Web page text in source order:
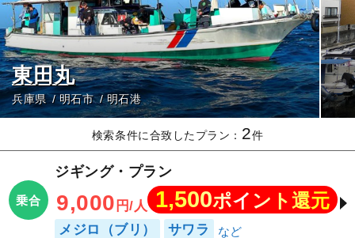
東田丸
兵庫県 明石市 明石港
検索条件に合致したプラン： 2件
乗合
ジギング・プラン
9,000 円/人 1,500ポイント還元
メジロ（ブリ） サワラ